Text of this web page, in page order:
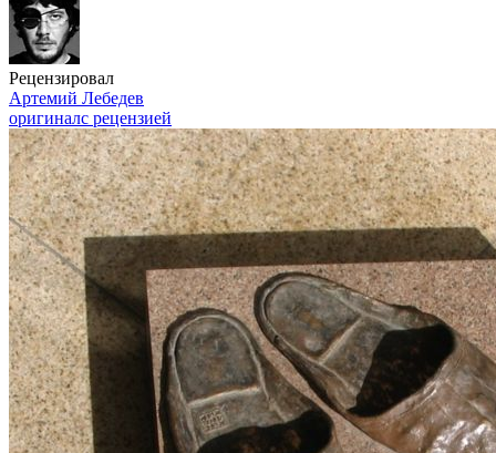
Рецензировал
Артемий Лебедев
оригиналс рецензией